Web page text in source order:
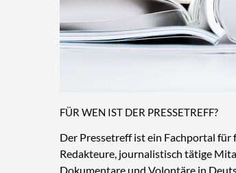
FÜR WEN IST DER PRESSETREFF?
Der Pressetreff ist ein Fachportal für
Redakteure, journalistisch tätige
Dokumentare und Volontäre in